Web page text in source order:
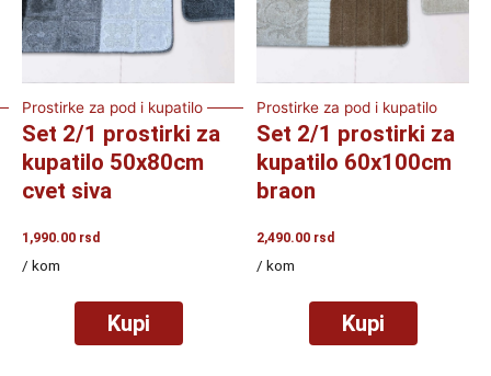
Prostirke za pod i kupatilo
Set 2/1 prostirki za
kupatilo 50x80cm
cvet siva
1,990.00 rsd
/ kom
Kupi
Prostirke za pod i kupatilo
Set 2/1 prostirki za
kupatilo 60x100cm
braon
2,490.00 rsd
/ kom
Kupi